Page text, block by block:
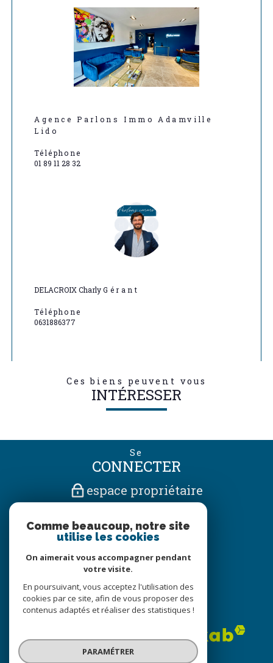
Agence Parlons Immo Adamville
Lido
Téléphone
01 89 11 28 32
DELACROIX CharlyGérant
Téléphone
0631886377
Ces biens peuvent vous
INTÉRESSER
Se
CONNECTER
espace propriétaire
SUIVRE
Nous
ADHÉRONS
Comme beaucoup, notre site
utilise les cookies
On aimerait vous accompagner pendant
votre visite.
En poursuivant, vous acceptez l'utilisation des
cookies par ce site, afin de vous proposer des
contenus adaptés et réaliser des statistiques !
PARAMÉTRER